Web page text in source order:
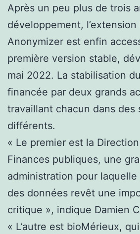
Après un peu plus de trois
développement, l’extension
Anonymizer est enfin
première version stable,
mai 2022. La stabilisation
financée par deux grands
travaillant chacun dans des
différents.
« Le premier est la
Finances publiques, une
administration pour
des données revêt une
critique », indique Damien
« L’autre est bioMérieux,